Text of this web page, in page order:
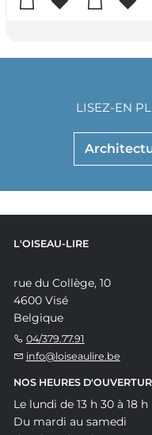
LISEZ-EN
L'OISEAU-LIRE
rue du Collège, 10
4600 Visé
Belgique
04/379.77.91
info@loiseaulire.be
NOS HEURES
Le lundi de 13 h 30 à 18 h
Du mardi au samedi